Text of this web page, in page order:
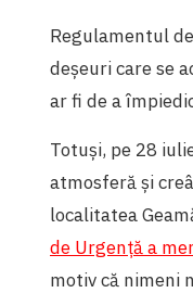
Regulamentul
deșeuri care se
ar fi de a
Totuși, pe 28
atmosferă și
localitatea
de Urgență a
motiv că nimeni